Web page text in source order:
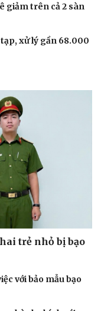
giảm trên cả 2 sàn
xử lý gần 68.000
trẻ nhỏ bị bạo
với bảo mẫu bạo